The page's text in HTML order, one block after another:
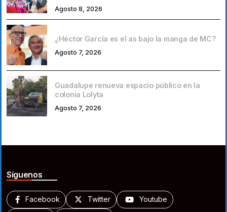
Agosto 8, 2026
¿Héctor García es el as bajo la manga de MC?
Agosto 7, 2026
Guadalupe renueva espacio público en la
colonia Lolyta
Agosto 7, 2026
Síguenos
Facebook Twitter Youtube